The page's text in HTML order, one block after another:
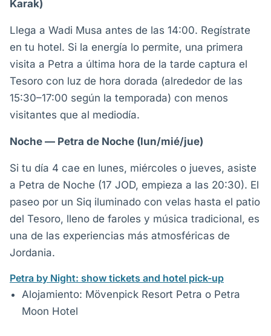
Karak)
Llega a Wadi Musa antes de las 14:00. Regístrate
en tu hotel. Si la energía lo permite, una primera
visita a Petra a última hora de la tarde captura el
Tesoro con luz de hora dorada (alrededor de las
15:30–17:00 según la temporada) con menos
visitantes que al mediodía.
Noche — Petra de Noche (lun/mié/jue)
Si tu día 4 cae en lunes, miércoles o jueves, asiste
a Petra de Noche (17 JOD, empieza a las 20:30). El
paseo por un Siq iluminado con velas hasta el patio
del Tesoro, lleno de faroles y música tradicional, es
una de las experiencias más atmosféricas de
Jordania.
Petra by Night: show tickets and hotel pick-up
Alojamiento: Mövenpick Resort Petra o Petra
Moon Hotel